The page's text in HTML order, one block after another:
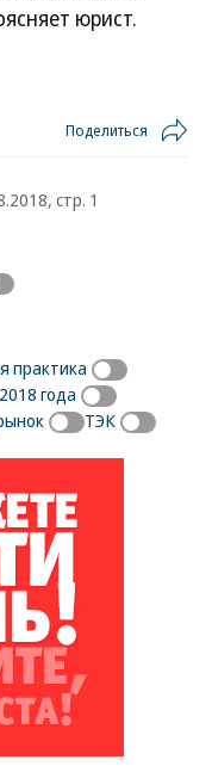
юрист.
Поделиться
стр. 1
практика
года
ТЭК